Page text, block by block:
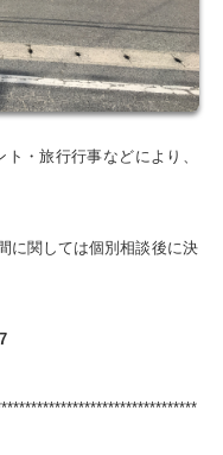
旅行行事などにより、
関しては個別相談後に決